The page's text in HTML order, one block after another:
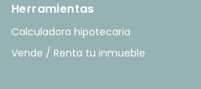
Herramientas
Calculadora hipotecaria
Vende / Renta tu inmueble